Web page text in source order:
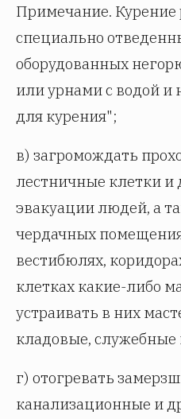
Примечание. Курение
специально
оборудованных
или урнами с водой и
для курения";
в) загромождать
лестничные клетки и
эвакуации людей, а
чердачных
вестибюлях,
клетках какие-либо
устраивать в них
кладовые,
г) отогревать
канализационные и